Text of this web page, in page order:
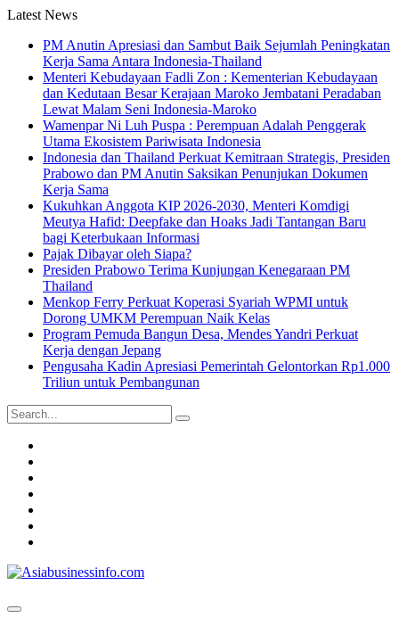
Latest News
PM Anutin Apresiasi dan Sambut Baik Sejumlah Peningkatan
Kerja Sama Antara Indonesia-Thailand
Menteri Kebudayaan Fadli Zon : Kementerian Kebudayaan
dan Kedutaan Besar Kerajaan Maroko Jembatani Peradaban
Lewat Malam Seni Indonesia-Maroko
Wamenpar Ni Luh Puspa : Perempuan Adalah Penggerak
Utama Ekosistem Pariwisata Indonesia
Indonesia dan Thailand Perkuat Kemitraan Strategis, Presiden
Prabowo dan PM Anutin Saksikan Penunjukan Dokumen
Kerja Sama
Kukuhkan Anggota KIP 2026-2030, Menteri Komdigi
Meutya Hafid: Deepfake dan Hoaks Jadi Tantangan Baru
bagi Keterbukaan Informasi
Pajak Dibayar oleh Siapa?
Presiden Prabowo Terima Kunjungan Kenegaraan PM
Thailand
Menkop Ferry Perkuat Koperasi Syariah WPMI untuk
Dorong UMKM Perempuan Naik Kelas
Program Pemuda Bangun Desa, Mendes Yandri Perkuat
Kerja dengan Jepang
Pengusaha Kadin Apresiasi Pemerintah Gelontorkan Rp1.000
Triliun untuk Pembangunan
Search
for: